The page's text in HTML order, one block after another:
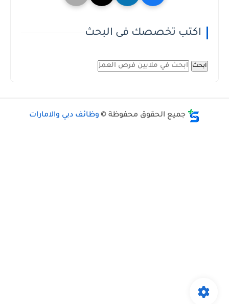
اكتب تخصصك فى البحث
ابحث
جميع الحقوق محفوظة © وظائف دبي والامارات